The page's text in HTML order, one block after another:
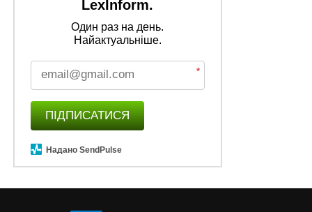
LexInform.
Один раз на день.
Найактуальніше.
*
ПІДПИСАТИСЯ
Надано SendPulse